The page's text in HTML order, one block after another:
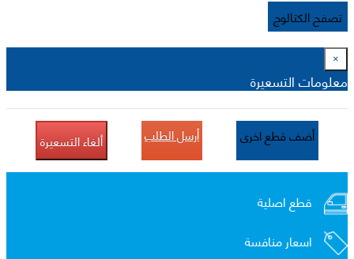
تصفح الكتالوج
×
معلومات التسعيرة
أضف قطع اخرى أرسل الطلب ألغاء التسعيرة
قطع اصلية
اسعار منافسة